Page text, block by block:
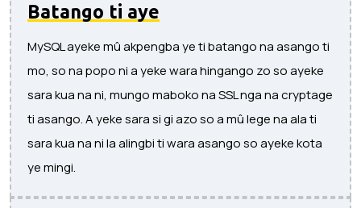
Batango ti aye
MySQL ayeke mû akpengba ye ti batango na asango ti
mo, so na popo ni a yeke wara hingango zo so ayeke
sara kua na ni, mungo maboko na SSL nga na cryptage
ti asango. A yeke sara si gi azo so a mû lege na ala ti
sara kua na ni la alingbi ti wara asango so ayeke kota
ye mingi.